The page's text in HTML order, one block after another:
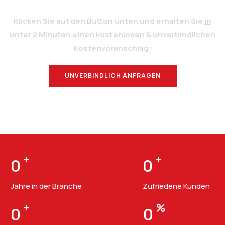
Klicken Sie auf den Button unten und erhalten Sie in
unter 2 Minuten einen kostenlosen & unverbindlichen
Kostenvoranschlag:
UNVERBINDLICH ANFRAGEN
0 +
Jahre in der Branche
0 +
Zufriedene Kunden
0 + 0 %